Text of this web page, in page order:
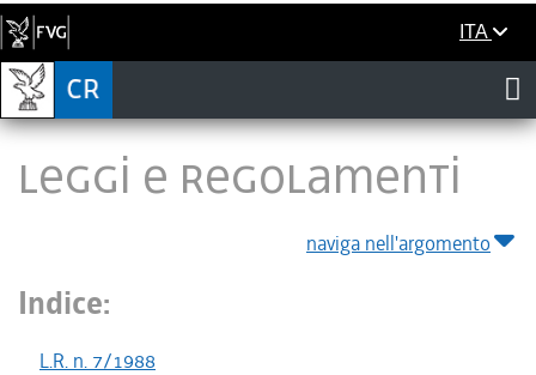
ITA
LEGGI E REGOLAMENTI
naviga nell'argomento
Indice:
L.R. n. 7/1988